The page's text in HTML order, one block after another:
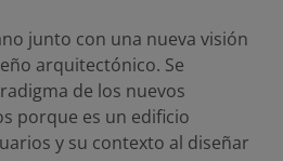
junto con una nueva visión
arquitectónico. Se
de los nuevos
porque es un edificio
y su contexto al diseñar